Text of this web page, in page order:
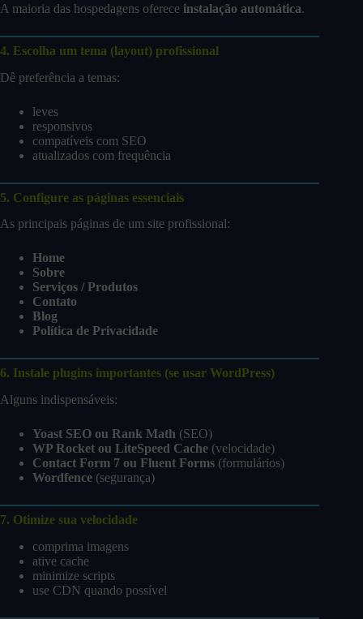
A maioria das hospedagens oferece instalação automática.
4. Escolha um tema (layout) profissional
Dê preferência a temas:
leves
responsivos
compatíveis com SEO
atualizados com frequência
5. Configure as páginas essenciais
As principais páginas de um site profissional:
Home
Sobre
Serviços / Produtos
Contato
Blog
Política de Privacidade
6. Instale plugins importantes (se usar WordPress)
Alguns indispensáveis:
Yoast SEO ou Rank Math (SEO)
WP Rocket ou LiteSpeed Cache (velocidade)
Contact Form 7 ou Fluent Forms (formulários)
Wordfence (segurança)
7. Otimize sua velocidade
comprima imagens
ative cache
minimize scripts
use CDN quando possível